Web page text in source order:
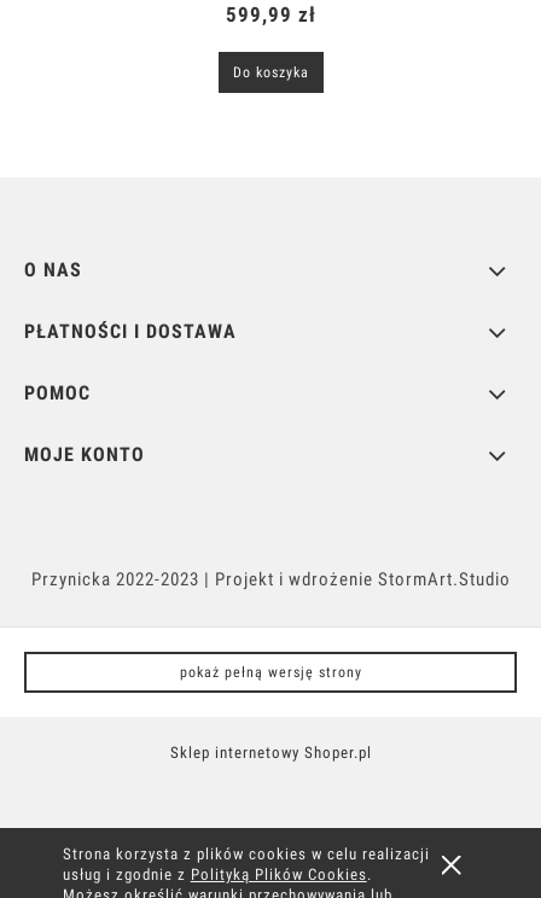
Strona korzysta z plików cookies w celu realizacji
usług i zgodnie z Polityką Plików Cookies.
599,99 zł
Do koszyka
O NAS
PŁATNOŚCI I DOSTAWA
POMOC
MOJE KONTO
Przynicka 2022-2023 | Projekt i wdrożenie StormArt.Studio
pokaż pełną wersję strony
Sklep internetowy Shoper.pl